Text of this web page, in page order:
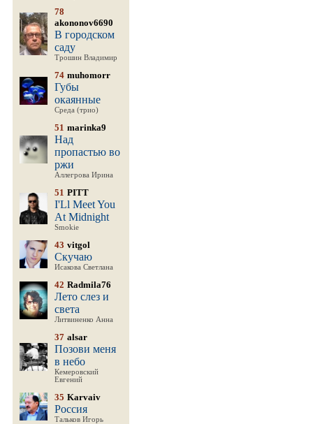
78
akononov6690
В городском
саду
Трошин Владимир
74 muhomorr
Губы
окаянные
Среда (трио)
51 marinka9
Над
пропастью во
ржи
Аллегрова Ирина
51 PITT
I'Ll Meet You
At Midnight
Smokie
43 vitgol
Скучаю
Исакова Светлана
42 Radmila76
Лето слез и
света
Литвиненко Анна
37 alsar
Позови меня
в небо
Кемеровский
Евгений
35 Karvaiv
Россия
Тальков Игорь